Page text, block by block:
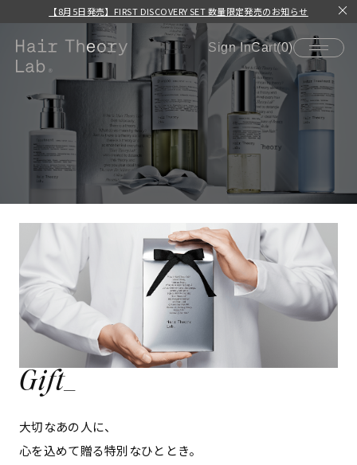
【8月5日発売】FIRST DISCOVERY SET 数量限定発売のお知らせ​
Sign InCart(0)
Gift_
大切なあの人に、
心を込めて贈る特別なひととき。